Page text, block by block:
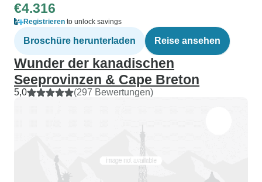
€4.316
Registrieren to unlock savings
Broschüre herunterladen Reise ansehen
Wunder der kanadischen
Seeprovinzen & Cape Breton
5,0 (297 Bewertungen)